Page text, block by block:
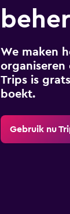
We maken
organiseren
Trips is
boekt.
Gebruik nu